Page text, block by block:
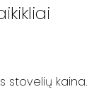
stovelių kaina.